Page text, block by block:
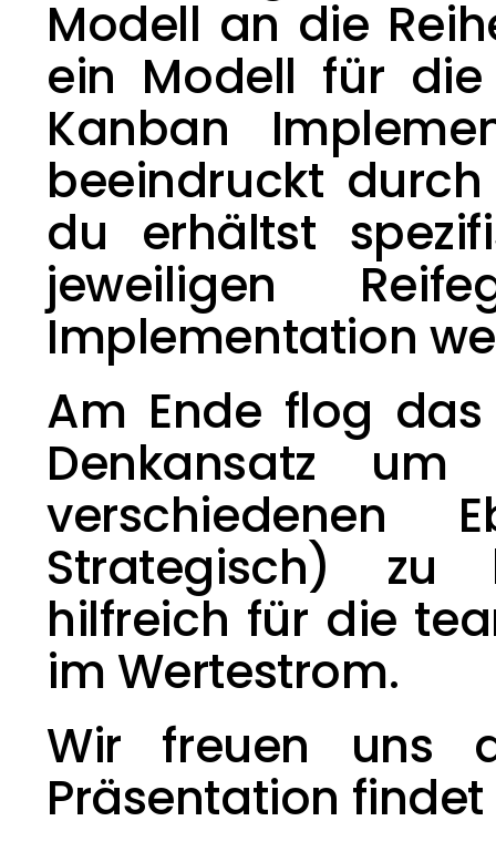
Modell an die
ein Modell für die
Kanban
beeindruckt
du erhältst
jeweiligen
Implementation
Am Ende flog
Denkansatz
verschiedenen
Strategisch) zu
hilfreich für die
im Wertestrom.
Wir freuen uns
Präsentation findet